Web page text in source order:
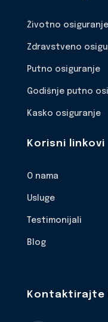
Životno osiguranje
Zdravstveno
Putno osiguranje
Godišnje putno
Kasko osiguranje
Korisni linkovi
O nama
Usluge
Testimonijali
Blog
Kontaktirajte